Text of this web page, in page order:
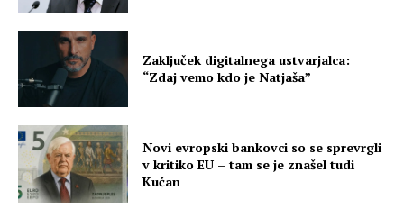
Zaključek digitalnega ustvarjalca:
“Zdaj vemo kdo je Natjaša”
Novi evropski bankovci so se sprevrgli
v kritiko EU – tam se je znašel tudi
Kučan